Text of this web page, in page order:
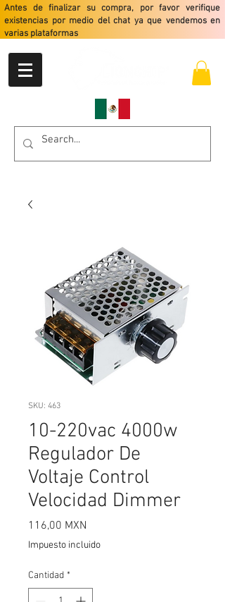
Antes de finalizar su compra, por favor verifique
existencias por medio del chat ya que vendemos en
varias plataformas
SKU: 463
10-220vac 4000w
Regulador De
Voltaje Control
Velocidad Dimmer
116,00 MXN
Impuesto incluido
Cantidad *